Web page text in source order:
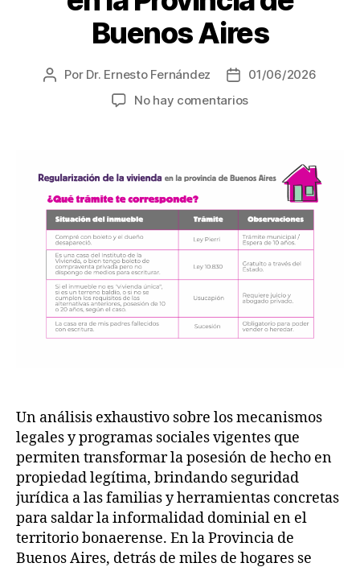
Buenos Aires
Autor
Por Dr. Ernesto Fernández
Fecha
de
01/06/2026
No hay comentariosen
posesión
vivienda
en
Provincia
de
Aires
Un análisis exhaustivo sobre los mecanismos
legales y programas sociales vigentes que
permiten transformar la posesión de hecho en
propiedad legítima, brindando seguridad
jurídica a las familias y herramientas concretas
para saldar la informalidad dominial en el
territorio bonaerense. En la Provincia de
Buenos Aires, detrás de miles de hogares se